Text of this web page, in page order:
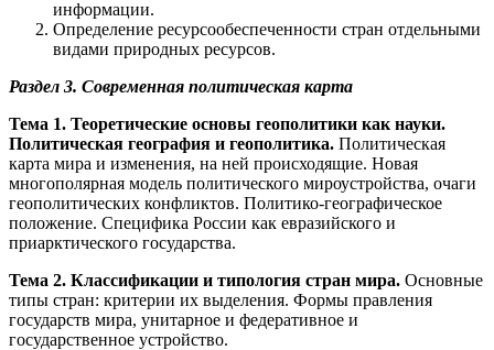
информации.
Определение ресурсообеспеченности стран отдельными
видами природных ресурсов.
Раздел 3. Современная политическая карта
Тема 1. Теоретические основы геополитики как науки.
Политическая география и геополитика. Политическая
карта мира и изменения, на ней происходящие. Новая
многополярная модель политического мироустройства, очаги
геополитических конфликтов. Политико-географическое
положение. Специфика России как евразийского и
приарктического государства.
Тема 2. Классификации и типология стран мира. Основные
типы стран: критерии их выделения. Формы правления
государств мира, унитарное и федеративное и
государственное устройство.